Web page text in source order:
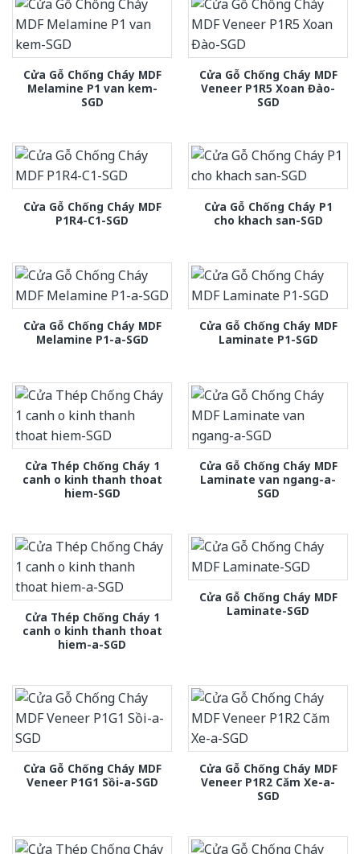
Cửa Gỗ Chống Cháy MDF
Melamine P1 van kem-
SGD
Cửa Gỗ Chống Cháy MDF
Veneer P1R5 Xoan Đào-
SGD
Cửa Gỗ Chống Cháy MDF
P1R4-C1-SGD
Cửa Gỗ Chống Cháy P1
cho khach san-SGD
Cửa Gỗ Chống Cháy MDF
Melamine P1-a-SGD
Cửa Gỗ Chống Cháy MDF
Laminate P1-SGD
Cửa Thép Chống Cháy 1
canh o kinh thanh thoat
hiem-SGD
Cửa Gỗ Chống Cháy MDF
Laminate van ngang-a-
SGD
Cửa Thép Chống Cháy 1
canh o kinh thanh thoat
hiem-a-SGD
Cửa Gỗ Chống Cháy MDF
Laminate-SGD
Cửa Gỗ Chống Cháy MDF
Veneer P1G1 Sồi-a-SGD
Cửa Gỗ Chống Cháy MDF
Veneer P1R2 Căm Xe-a-
SGD